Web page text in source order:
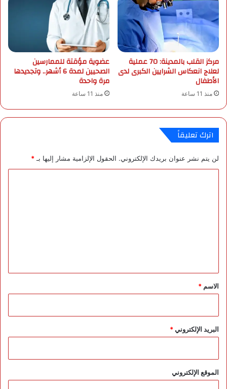
ة
ح
م
ي
ه
ا
ا
و
ع
مركز القلب بالمدينة: 70 عملية
لعلاج انعكاس الشرايين الكبرى لدى
الأطفال
منذ 11 ساعة
عضوية مؤقتة للممارسين
الصحيين لمدة 6 أشهر.. وتجديدها
مرة واحدة
منذ 11 ساعة
اترك تعليقاً
لن يتم نشر عنوان بريدك الإلكتروني. الحقول الإلزامية مشار إليها بـ *
*
الاسم *
البريد الإلكتروني*
الموقع الإلكتروني